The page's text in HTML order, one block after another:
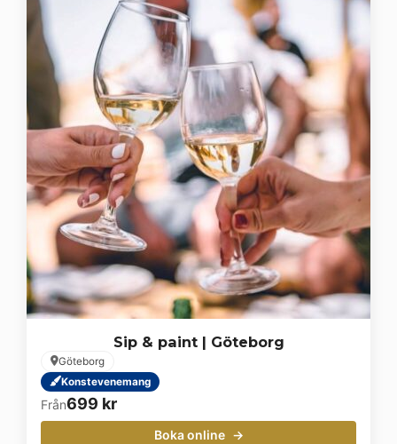
Sip & paint | Göteborg
Göteborg
Konstevenemang
Från699 kr
Boka online